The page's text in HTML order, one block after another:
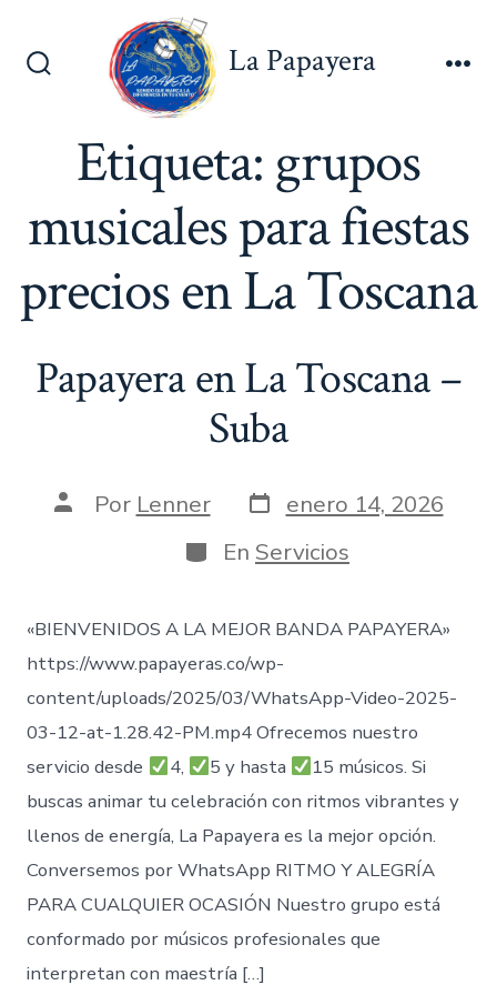
Alternar
La Papayera
Etiqueta: grupos
musicales para fiestas
precios en La Toscana
Papayera en La Toscana –
Suba
AutorPor Lenner Fecha
de
publicación
enero 14, 2026
Categorías
En Servicios
«BIENVENIDOS A LA MEJOR BANDA PAPAYERA»
https://www.papayeras.co/wp-
content/uploads/2025/03/WhatsApp-Video-2025-
03-12-at-1.28.42-PM.mp4 Ofrecemos nuestro
servicio desde
4, 5 y hasta
15 músicos. Si
buscas animar tu celebración con ritmos vibrantes y
llenos de energía, La Papayera es la mejor opción.
Conversemos por WhatsApp RITMO Y ALEGRÍA
PARA CUALQUIER OCASIÓN Nuestro grupo está
conformado por músicos profesionales que
interpretan con maestría […]